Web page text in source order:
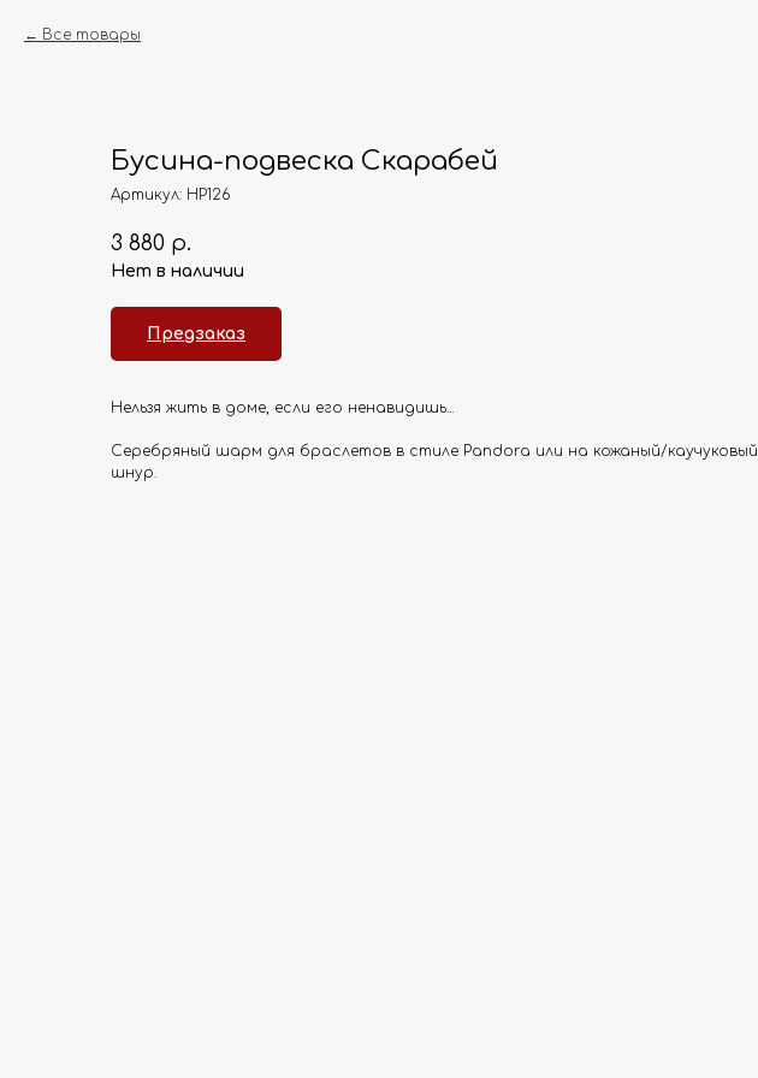
Все товары
Бусина-подвеска Скарабей
Артикул: HP126
3 880 р.
Нет в наличии
Предзаказ
Нельзя жить в доме, если его ненавидишь...
Серебряный шарм для браслетов в стиле Pandora или на кожаный/каучуковый
шнур.